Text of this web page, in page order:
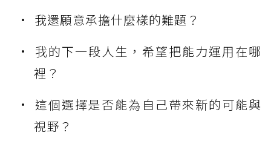
我還願意承擔什麼樣的難題？
我的下一段人生，希望把能力運用在哪
裡？
這個選擇是否能為自己帶來新的可能與
視野？